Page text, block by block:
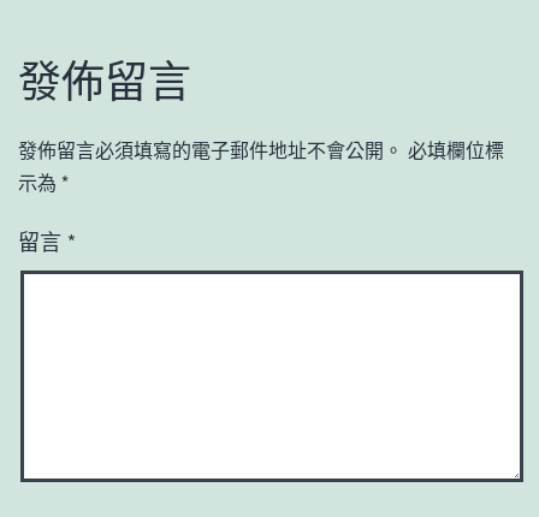
發佈留言
發佈留言必須填寫的電子郵件地址不會公開。 必填欄位標
示為 *
留言 *